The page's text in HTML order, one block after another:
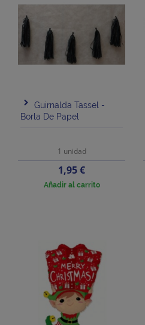
Guirnalda Tassel -
Borla De Papel
1 unidad
Precio
1,95 €
Añadir al carrito